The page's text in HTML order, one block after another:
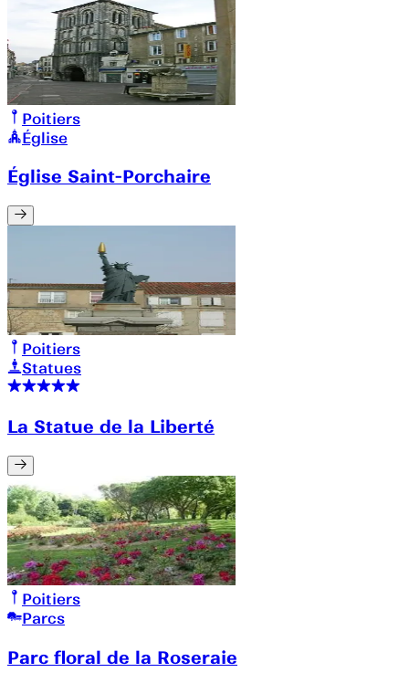
Poitiers
Église
Église Saint-Porchaire
Poitiers
Statues
La Statue de la Liberté
Poitiers
Parcs
Parc floral de la Roseraie